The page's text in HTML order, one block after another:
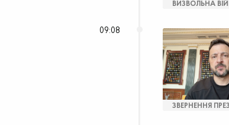
ВИЗВОЛЬНА
09:08
ЗВЕРНЕННЯ